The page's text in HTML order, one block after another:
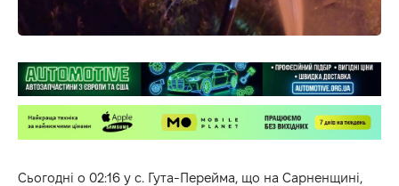
Сьогодні о 02:16 у с. Гута-Перейма, що на Сарненщині,